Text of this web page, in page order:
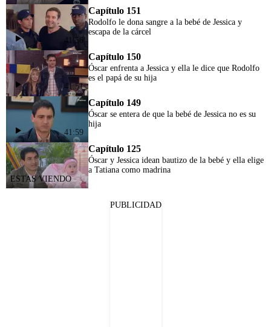
41:56
Capítulo 151
Rodolfo le dona sangre a la bebé de Jessica y
escapa de la cárcel
41:51
Capítulo 150
Óscar enfrenta a Jessica y ella le dice que Rodolfo
es el papá de su hija
41:59
Capítulo 149
Óscar se entera de que la bebé de Jessica no es su
hija
Capítulo 125
Óscar y Jessica idean bautizo de la bebé y ella elige
a Tatiana como madrina
PUBLICIDAD